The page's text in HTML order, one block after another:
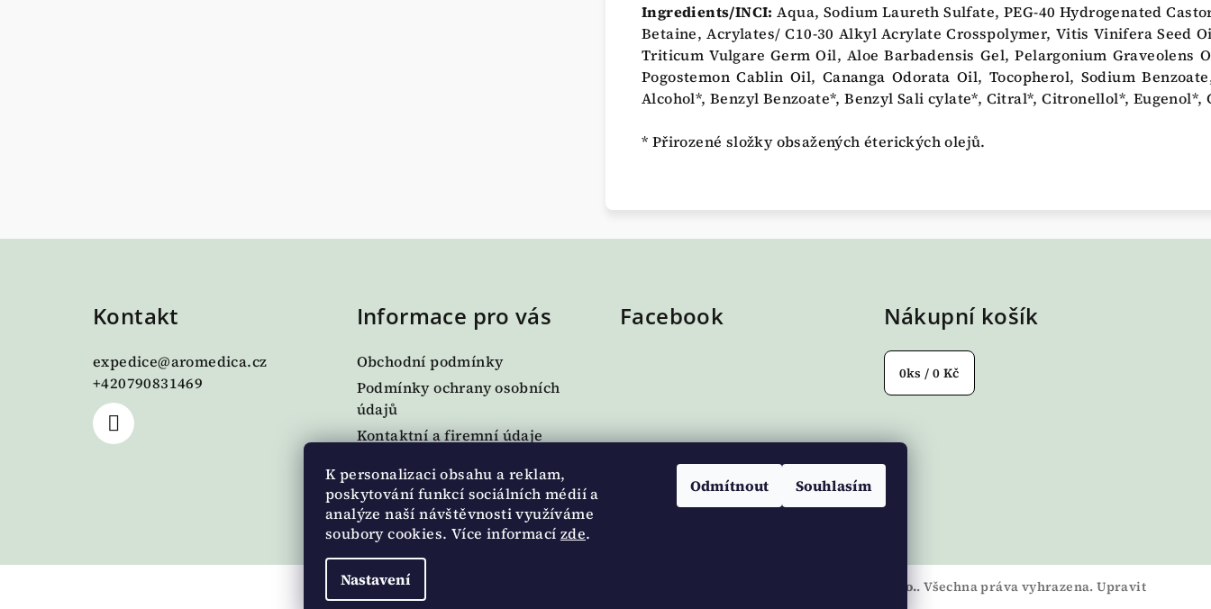
K personalizaci obsahu a reklam,
poskytování funkcí sociálních médií a
analýze naší návštěvnosti využíváme
soubory cookies. Více informací zde.
Nastavení
Odmítnout Souhlasím
Ingredients/INCI: Aqua, Sodium Laureth Sulfate, PEG-40 Hydrogenated
Betaine, Acrylates/ C10-30 Alkyl Acrylate Crosspolymer, Vitis Vinifera Seed
Triticum Vulgare Germ Oil, Aloe Barbadensis Gel, Pelargonium Graveolens
Pogostemon Cablin Oil, Cananga Odorata Oil, Tocopherol, Sodium
Alcohol*, Benzyl Benzoate*, Benzyl Sali cylate*, Citral*, Citronellol*,
* Přirozené složky obsažených éterických olejů.
Kontakt
expedice@aromedica.cz
+420790831469
Informace pro vás
Obchodní podmínky
Podmínky ochrany osobních
údajů
Kontaktní a firemní údaje
O nás
Napište nám
Facebook Nákupní košík
0ks / 0 Kč
AROMEDICA s.r.o.. Všechna práva vyhrazena.Upravit